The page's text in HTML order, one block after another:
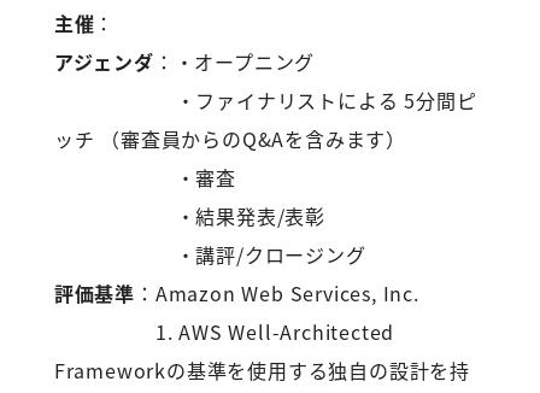
主催 ：
アジェンダ ：・オープニング
・ファイナリストによる 5分間ピ
ッチ （審査員からのQ&Aを含みます）
・審査
・結果発表/表彰
・講評/クロージング
評価基準 ：Amazon Web Services, Inc.
1. AWS Well-Architected
Frameworkの基準を使用する独自の設計を持